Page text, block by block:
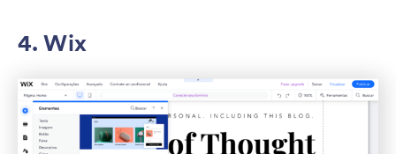
4. Wix